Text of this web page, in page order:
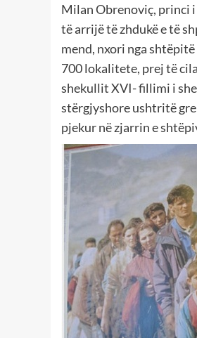
Milan Obrenoviç, princi i
të arrijë të zhdukë e të
mend, nxori nga
700 lokalitete, prej të
shekullit XVI- fillimi i
stërgjyshore ushtritë
pjekur në zjarrin e